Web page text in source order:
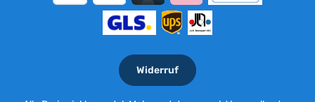
Widerruf